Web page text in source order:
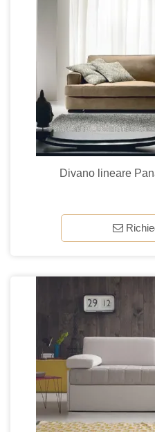
Divano lineare